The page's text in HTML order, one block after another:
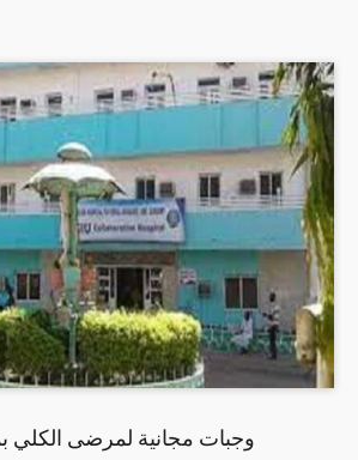
وجبات مجانية لمرضى الكلي